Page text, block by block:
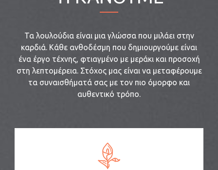
Τα λουλούδια είναι μια γλώσσα που μιλάει στην
καρδιά. Κάθε ανθοδέσμη που δημιουργούμε είναι
ένα έργο τέχνης, φτιαγμένο με μεράκι και προσοχή
στη λεπτομέρεια. Στόχος μας είναι να μεταφέρουμε
τα συναισθήματά σας με τον πιο όμορφο και
αυθεντικό τρόπο.